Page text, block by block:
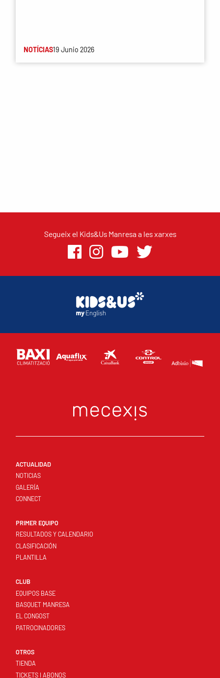
NOTÍCIAS19 Junio 2026
Segueix el Kids&Us Manresa a les xarxes
ACTUALIDAD
NOTICIAS
GALERÍA
CONNECT
PRIMER EQUIPO
RESULTADOS Y CALENDARIO
CLASIFICACIÓN
PLANTILLA
CLUB
EQUIPOS BASE
BASQUET MANRESA
EL CONGOST
PATROCINADORES
OTROS
TIENDA
TICKETS I ABONOS